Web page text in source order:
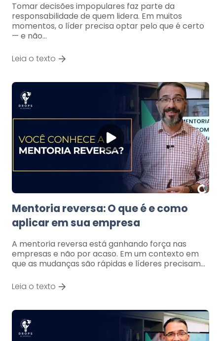
Tomar decisões impopulares faz parte da
responsabilidade de quem lidera. Em muitos
momentos, o líder precisa optar pelo que é certo
— e não…
Leia o texto
Mentoria reversa: O que é e como
aplicar em sua empresa
A mentoria reversa está ganhando força nas
empresas e não por acaso. Em um contexto em
que as mudanças são rápidas e líderes precisam…
Leia o texto